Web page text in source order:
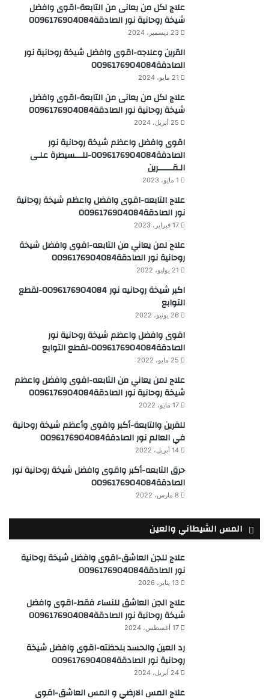
علاج لكل من يعانى من التابعة-اقوى وافضل
شيخة روحانية نور الصادقة0096176904084
23 ديسمبر، 2024
القرين وعلاجه-اقوى وافضل شيخة روحانية نور
الصادقة0096176904084
21 مايو، 2024
علاج لكل من يعانى من التابعة-اقوى وافضل
شيخة روحانية نور الصادقة0096176904084
25 أبريل، 2024
اقوى وافضل واعظم شيخة روحانية نور
الصادقة0096176904084-للـــسيطرة علـى
الـقــــــرين
1 مايو، 2023
علاج التابعه-اقوى وافضل واعظم شيخة روحانية
نور الصادقة0096176904084
17 فبراير، 2023
علاج لمن يعاني من التابعه-اقوى وافضل شيخة
روحانية نور الصادقة0096176904084
21 يوليو، 2022
اكبر شيخة روحانيه نور 0096176904084-لقطع
التوابع
26 يونيو، 2022
اقوى وافضل واعظم شيخة روحانية نور
الصادقة0096176904084-لقطع التوابع
25 مايو، 2022
علاج لمن يعاني من التابعه-اقوى وافضل واعظم
شيخة روحانية نور الصادقة0096176904084
17 مايو، 2022
للقرين والتابعة-أكبر واقوى وأعظم شيخة روحانية
في العالم نور الصادقة0096176904084
14 أبريل، 2022
حرق التابعه-أكبر واقوى وافضل شيخة روحانية نور
الصادقة0096176904084
8 مارس، 2022
المس الشيطاني والعين
علاج للجن العاشق-اقوى وافضل شيخة روحانية
نور الصادقة0096176904084
13 يناير، 2026
علاج الجن العاشق للنساء فقط-اقوى وافضل
شيخة روحانية نور الصادقة0096176904084
17 أغسطس، 2024
رد العين والحسد بلحظته-اقوى وافضل شيخة
روحانية نور الصادقة0096176904084
24 أبريل، 2024
علاج المس الارضي و المس العاشق-اقوى